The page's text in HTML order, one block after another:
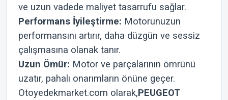
ve uzun vadede maliyet tasarrufu sağlar.
Performans İyileştirme: Motorunuzun
performansını artırır, daha düzgün ve sessiz
çalışmasına olanak tanır.
Uzun Ömür: Motor ve parçalarının ömrünü
uzatır, pahalı onarımların önüne geçer.
Otoyedekmarket.com olarak,PEUGEOT